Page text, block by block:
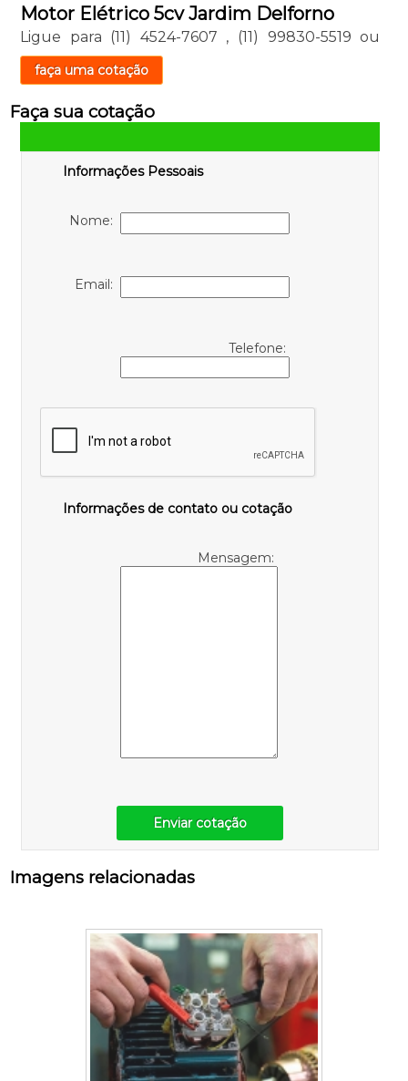
Motor Elétrico 5cv Jardim Delforno
Ligue para (11) 4524-7607 , (11) 99830-5519 ou
faça uma cotação
Faça sua cotação
Informações Pessoais
Nome:
Email:
Telefone:
Informações de contato ou cotação
Mensagem:
Enviar cotação
Imagens relacionadas